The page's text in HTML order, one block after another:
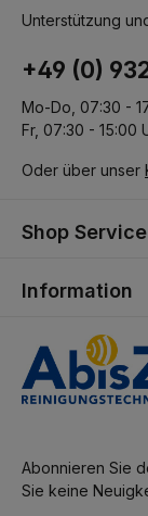
Abonnieren Sie
Sie keine
Unterstützung
+49 (0)
Mo-Do, 07:30 -
Fr, 07:30 - 15:00
Oder über unser
Shop Service
Information